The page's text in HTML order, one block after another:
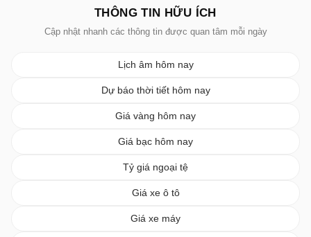
THÔNG TIN HỮU ÍCH
Cập nhật nhanh các thông tin được quan tâm mỗi ngày
Lịch âm hôm nay
Dự báo thời tiết hôm nay
Giá vàng hôm nay
Giá bạc hôm nay
Tỷ giá ngoại tệ
Giá xe ô tô
Giá xe máy